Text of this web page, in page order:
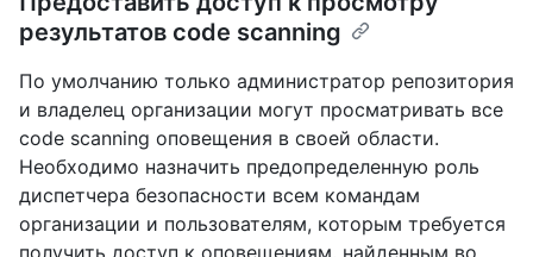
результатов code scanning
По умолчанию только администратор репозитория
и владелец организации могут просматривать все
code scanning оповещения в своей области.
Необходимо назначить предопределенную роль
диспетчера безопасности всем командам
организации и пользователям, которым требуется